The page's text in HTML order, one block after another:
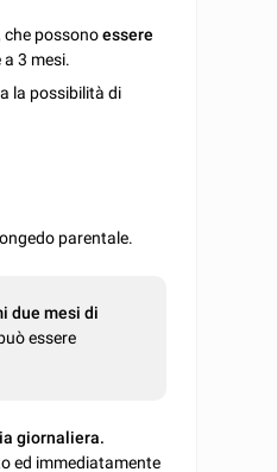
che possonoessere
3 mesi.
la possibilità di
parentale.
due mesi di
essere
giornaliera.
ed immediatamente